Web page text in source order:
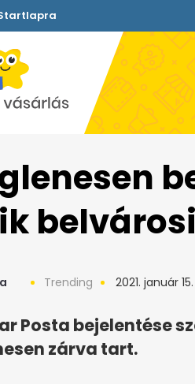
Trending 2021. január 15.
Posta bejelentése
zárva tart.